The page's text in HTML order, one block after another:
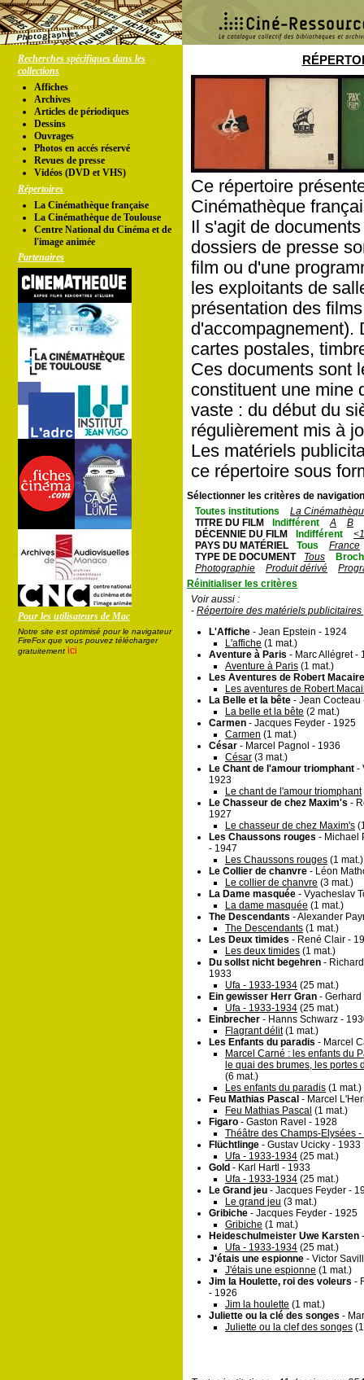
Recherches spécifiques dans les
collections
Affiches
Archives
Articles de périodiques
Dessins
Ouvrages
Photos en accés réservé
Revues de presse
Vidéos (DVD et VHS)
Répertoires
La Cinémathèque française
La Cinémathèque de Toulouse
Centre National du Cinéma et de
l'image animée
Partenaires
Pour les utilisateurs de Mac
Notre site est optimisé pour le navigateur
FireFox que vous pouvez télécharger
gratuitement ici
Ce répertoire
Cinémathèque
Il s'agit de
dossiers de presse
film ou d'une
les exploitants de
présentation des
d'accompagnement).
cartes postales,
Ces documents sont
constituent une mine
vaste : du début du
régulièrement mis à
Les matériels
ce répertoire sous
Sélectionner les critères de
Toutes institutions
La
TITRE DU FILM
Indifférent A
B
DÉCENNIE DU FILM
Indifférent
PAYS DU MATÉRIEL
Tous
France
TYPE DE DOCUMENT
Tous
Photographie
Produit dérivé
Réinitialiser les critères
Voir aussi :
- Répertoire des matériels
L'Affiche - Jean Epstein - 1924
L'affiche (1 mat.)
Aventure à Paris - Marc Allégret -
Aventure à Paris (1 mat.)
Les Aventures de Robert Macaire
Les aventures de Robert
La Belle et la bête - Jean Cocteau
La belle et la bête (2 mat.)
Carmen - Jacques Feyder - 1925
Carmen (1 mat.)
César - Marcel Pagnol - 1936
César (3 mat.)
Le Chant de l'amour triomphant -
1923
Le chant de l'amour triomphant
Le Chasseur de chez Maxim's -
1927
Le chasseur de chez Maxim's
Les Chaussons rouges - Michael
- 1947
Les Chaussons rouges (1 mat.)
Le Collier de chanvre - Léon
Le collier de chanvre (3 mat.)
La Dame masquée - Vyacheslav
La dame masquée (1 mat.)
The Descendants - Alexander
The Descendants (1 mat.)
Les Deux timides - René Clair -
Les deux timides (1 mat.)
Du sollst nicht begehren -
1933
Ufa - 1933-1934 (25 mat.)
Ein gewisser Herr Gran -
Ufa - 1933-1934 (25 mat.)
Einbrecher - Hanns Schwarz -
Flagrant délit(1 mat.)
Les Enfants du paradis - Marcel
Marcel Carné : les enfants du
le quai des brumes, les portes
(6 mat.)
Les enfants du paradis (1 mat.)
Feu Mathias Pascal - Marcel
Feu Mathias Pascal (1 mat.)
Figaro - Gaston Ravel - 1928
Théâtre des Champs-Elysées -
Flüchtlinge - Gustav Ucicky - 1933
Ufa - 1933-1934 (25 mat.)
Gold - Karl Hartl - 1933
Ufa - 1933-1934 (25 mat.)
Le Grand jeu - Jacques Feyder -
Le grand jeu (3 mat.)
Gribiche - Jacques Feyder - 1925
Gribiche (1 mat.)
Heideschulmeister Uwe Karsten
Ufa - 1933-1934 (25 mat.)
J'étais une espionne - Victor
J'étais une espionne (1 mat.)
Jim la Houlette, roi des voleurs -
- 1926
Jim la houlette (1 mat.)
Juliette ou la clé des songes -
Juliette ou la clef des songes